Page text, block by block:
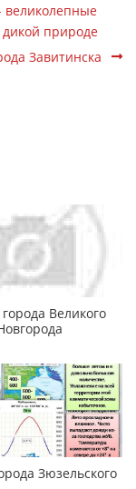
природе
Завитинска
Великого
Зюзельского